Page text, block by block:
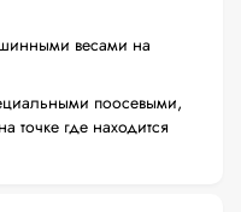
весами на
поосевыми,
точке где находится